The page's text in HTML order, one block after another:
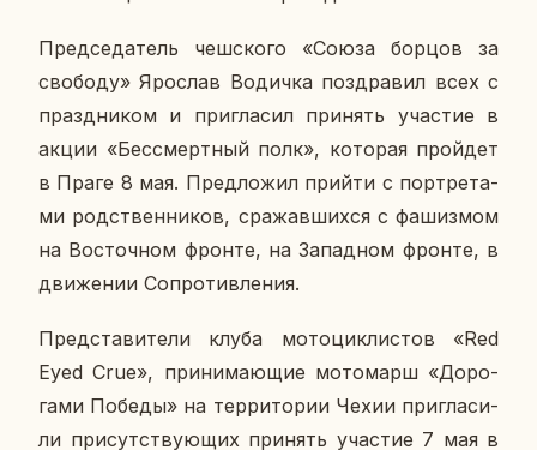
Пред­се­да­тель чеш­ско­го «Союза борцов за
сво­бо­ду» Яро­слав Во­дич­ка по­здра­вил всех с
празд­ни­ком и при­гла­сил при­нять уча­стие в
акции «Бес­смерт­ный полк», ко­то­рая прой­дет
в Праге 8 мая. Пред­ло­жил прийти с порт­ре­та­
ми род­ствен­ни­ков, сра­жав­ших­ся с фа­шиз­мом
на Во­сточ­ном фронте, на За­пад­ном фронте, в
дви­же­нии Со­про­тив­ле­ния.
Пред­ста­ви­те­ли клуба мо­то­цик­ли­стов «Red
Eyed Crue», при­ни­ма­ю­щие мо­то­марш «До­ро­
га­ми Победы» на тер­ри­то­рии Чехии при­гла­си­
ли при­сут­ству­ю­щих при­нять уча­стие 7 мая в